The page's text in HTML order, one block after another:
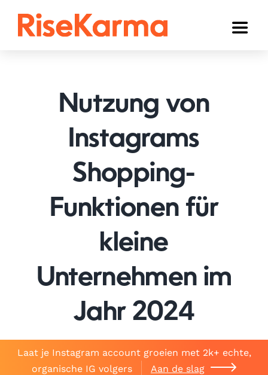
Toggle
TikTok
YouTube
Twitter (𝕏)
Anderen
Winkelwagen
Nutzung von
Instagrams
Shopping-
Funktionen für
kleine
Unternehmen im
Jahr 2024
Laat je Instagram account groeien met 2k+ echte,
organische IG volgers
Aan de slag